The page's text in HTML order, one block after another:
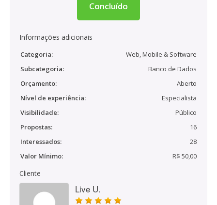
Concluído
Informações adicionais
Categoria:
Web, Mobile & Software
Subcategoria:
Banco de Dados
Orçamento:
Aberto
Nível de experiência:
Especialista
Visibilidade:
Público
Propostas:
16
Interessados:
28
Valor Mínimo:
R$ 50,00
Cliente
Live U.